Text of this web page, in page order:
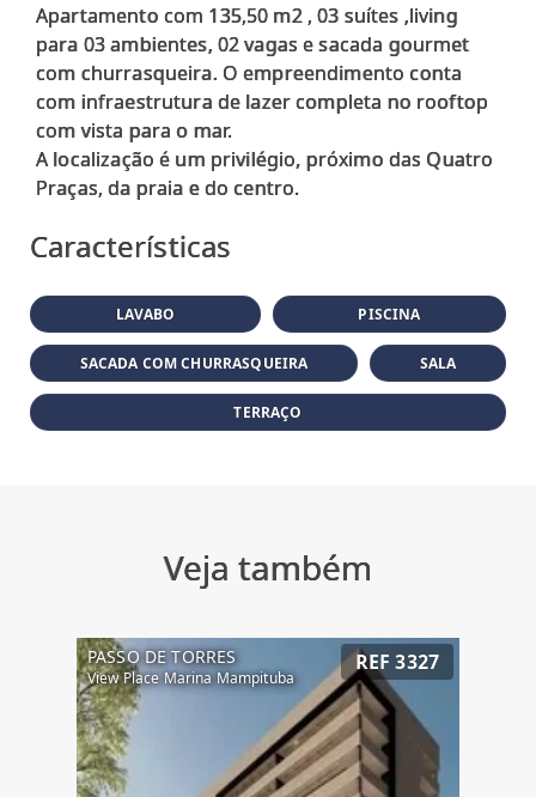
Apartamento com 135,50 m2 , 03 suítes ,living
para 03 ambientes, 02 vagas e sacada gourmet
com churrasqueira. O empreendimento conta
com infraestrutura de lazer completa no rooftop
com vista para o mar.
A localização é um privilégio, próximo das Quatro
Características
LAVABO PISCINA
SACADA COM CHURRASQUEIRA SALA
TERRAÇO
Veja também
PASSO DE TORRES
View Place Marina Mampituba
REF 3327